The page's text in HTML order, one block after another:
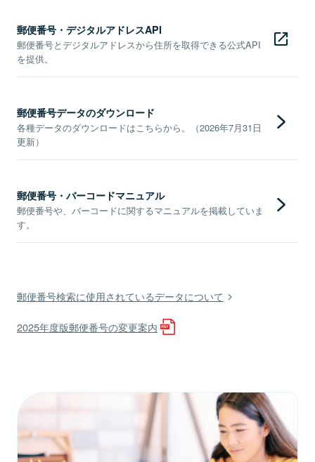
郵便番号・デジタルアドレスAPI
郵便番号とデジタルアドレスから住所を取得できる公式API
を提供。
郵便番号データのダウンロード
各種データのダウンロードはこちらから。（2026年7月31日
更新）
郵便番号・バーコードマニュアル
郵便番号や、バーコードに関するマニュアルを掲載していま
す。
郵便番号検索に使用されているデータについて
2025年度版郵便番号の変更案内